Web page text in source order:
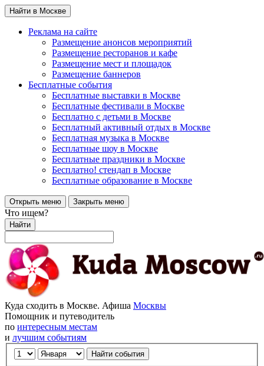
Найти в Москве
Реклама на сайте
Размещение анонсов мероприятий
Размещение ресторанов и кафе
Размещение мест и площадок
Размещение баннеров
Бесплатные события
Бесплатные выставки в Москве
Бесплатные фестивали в Москве
Бесплатно с детьми в Москве
Бесплатный активный отдых в Москве
Бесплатная музыка в Москве
Бесплатные шоу в Москве
Бесплатные праздники в Москве
Бесплатно! стендап в Москве
Бесплатные образование в Москве
Открыть меню Закрыть меню
Что ищем?
Найти
Куда сходить в Москве. Афиша Москвы
Помощник и путеводитель
по интересным местам
и лучшим событиям